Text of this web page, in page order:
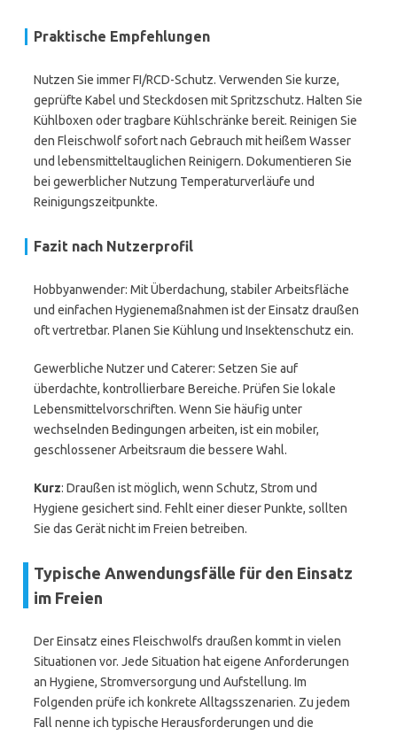
Praktische Empfehlungen
Nutzen Sie immer FI/RCD-Schutz. Verwenden Sie kurze,
geprüfte Kabel und Steckdosen mit Spritzschutz. Halten Sie
Kühlboxen oder tragbare Kühlschränke bereit. Reinigen Sie
den Fleischwolf sofort nach Gebrauch mit heißem Wasser
und lebensmitteltauglichen Reinigern. Dokumentieren Sie
bei gewerblicher Nutzung Temperaturverläufe und
Reinigungszeitpunkte.
Fazit nach Nutzerprofil
Hobbyanwender: Mit Überdachung, stabiler Arbeitsfläche
und einfachen Hygienemaßnahmen ist der Einsatz draußen
oft vertretbar. Planen Sie Kühlung und Insektenschutz ein.
Gewerbliche Nutzer und Caterer: Setzen Sie auf
überdachte, kontrollierbare Bereiche. Prüfen Sie lokale
Lebensmittelvorschriften. Wenn Sie häufig unter
wechselnden Bedingungen arbeiten, ist ein mobiler,
geschlossener Arbeitsraum die bessere Wahl.
Kurz: Draußen ist möglich, wenn Schutz, Strom und
Hygiene gesichert sind. Fehlt einer dieser Punkte, sollten
Sie das Gerät nicht im Freien betreiben.
Typische Anwendungsfälle für den Einsatz
im Freien
Der Einsatz eines Fleischwolfs draußen kommt in vielen
Situationen vor. Jede Situation hat eigene Anforderungen
an Hygiene, Stromversorgung und Aufstellung. Im
Folgenden prüfe ich konkrete Alltagsszenarien. Zu jedem
Fall nenne ich typische Herausforderungen und die